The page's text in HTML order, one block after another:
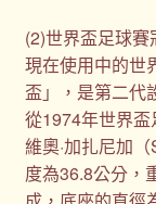
(2)世界盃足球賽
現在使用中的世
盃」，是第二代
從1974年世界
維奧·加扎尼加
度為36.8公分，